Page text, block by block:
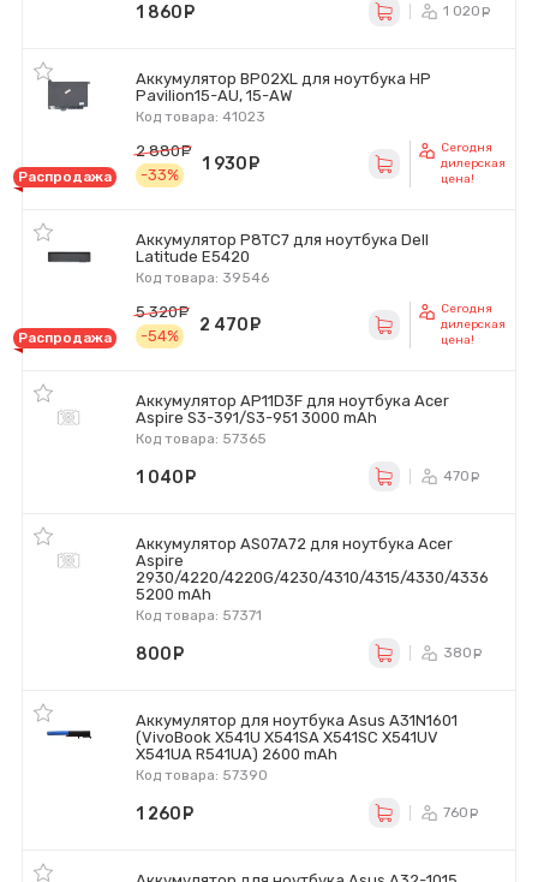
1 860 1 020
Аккумулятор BP02XL для ноутбука HP
Pavilion15-AU, 15-AW
Код товара: 41023
Распродажа
2 880
-33%
1 930
Сегодня
дилерская
цена!
Аккумулятор P8TC7 для ноутбука Dell
Latitude E5420
Код товара: 39546
Распродажа
5 320
-54%
2 470
Сегодня
дилерская
цена!
Аккумулятор AP11D3F для ноутбука Acer
Aspire S3-391/S3-951 3000 mAh
Код товара: 57365
1 040 470
Аккумулятор AS07A72 для ноутбука Acer
Aspire
2930/4220/4220G/4230/4310/4315/4330/4336
5200 mAh
Код товара: 57371
800 380
Аккумулятор для ноутбука Asus A31N1601
(VivoBook X541U X541SA X541SC X541UV
X541UA R541UA) 2600 mAh
Код товара: 57390
1 260 760